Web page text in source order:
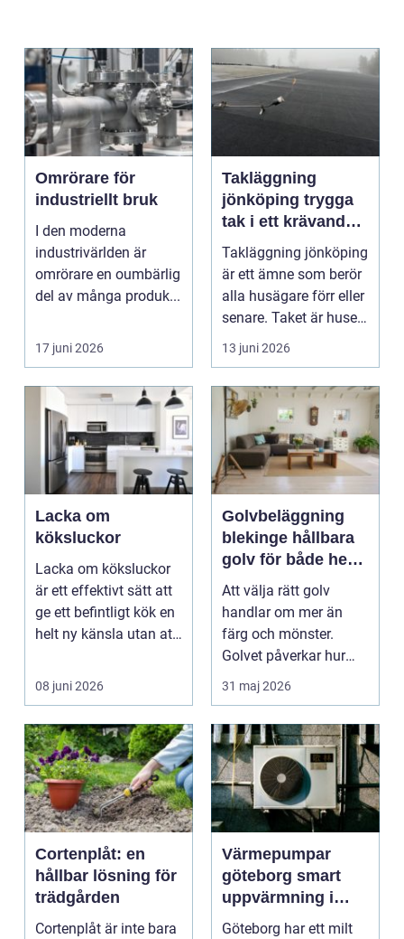
Omrörare för
industriellt bruk
I den moderna
industrivärlden är
omrörare en oumbärlig
del av många produk...
17 juni 2026
Takläggning
jönköping trygga
tak i ett krävande
småländskt klimat
Takläggning jönköping
är ett ämne som berör
alla husägare förr eller
senare. Taket är husets
viktiga...
13 juni 2026
Lacka om
köksluckor
Lacka om köksluckor
är ett effektivt sätt att
ge ett befintligt kök en
helt ny känsla utan att
08 juni 2026
Golvbeläggning
blekinge hållbara
golv för både hem
och företag
Att välja rätt golv
handlar om mer än
färg och mönster.
Golvet påverkar hur
rummet upplevs, hur
31 maj 2026
Cortenplåt: en
hållbar lösning för
trädgården
Cortenplåt är inte bara
Värmepumpar
göteborg smart
uppvärmning i
kustklimat
Göteborg har ett milt